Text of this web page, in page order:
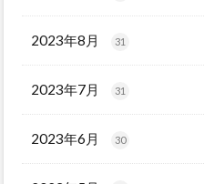
2023年8月 31
2023年7月 31
2023年6月 30